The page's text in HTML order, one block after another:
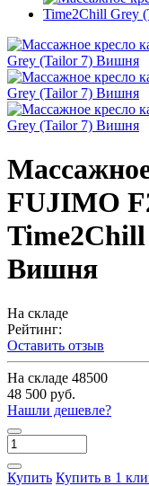
FUJIMO
Вишня
На складе
Рейтинг:
Оставить отзыв
На складе 48500
48 500 руб.
Нашли дешевле?
Купить Купить в 1